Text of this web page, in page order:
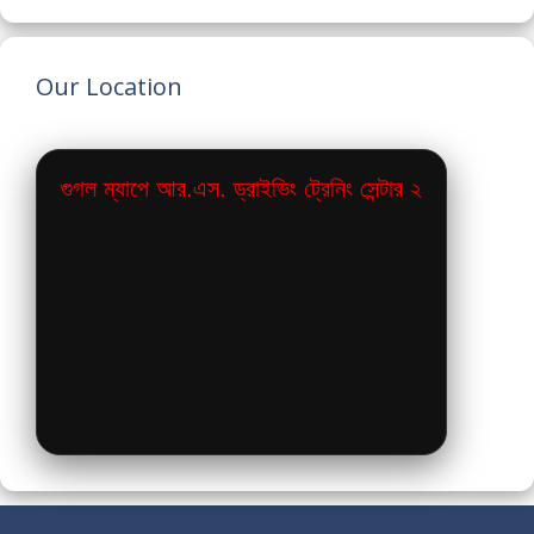
Our Location
গুগল ম্যাপে আর.এস. ড্রাইভিং ট্রেনিং সেন্টার ২